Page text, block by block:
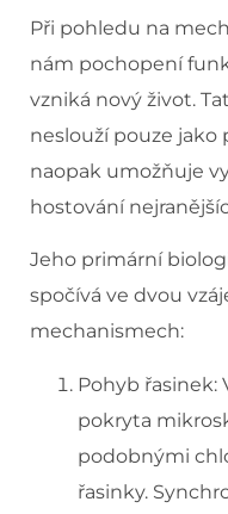
Při pohledu na
nám pochopení
vzniká nový život.
neslouží pouze jako
naopak umožňuje
hostování
Jeho primární
spočívá ve dvou
mechanismech:
Pohyb řasinek:
pokryta
podobnými
řasinky.